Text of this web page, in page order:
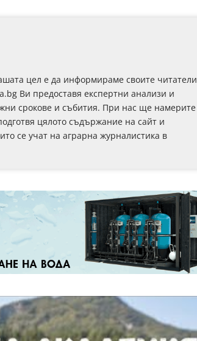
цел е да информираме своите читатели
Ви предоставя експертни анализи и
срокове и събития. При нас ще намерите
цялото съдържание на сайт и
се учат на аграрна журналистика в